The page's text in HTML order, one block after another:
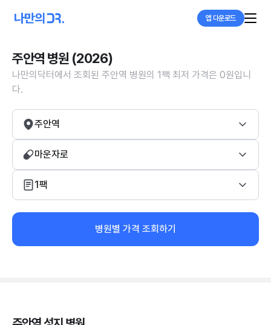
앱 다운로드
주안역 병원 (2026)
나만의닥터에서 조회된 주안역 병원의 1팩 최저 가격은 0원입니
다.
주안역
마운자로
1팩
병원별 가격 조회하기